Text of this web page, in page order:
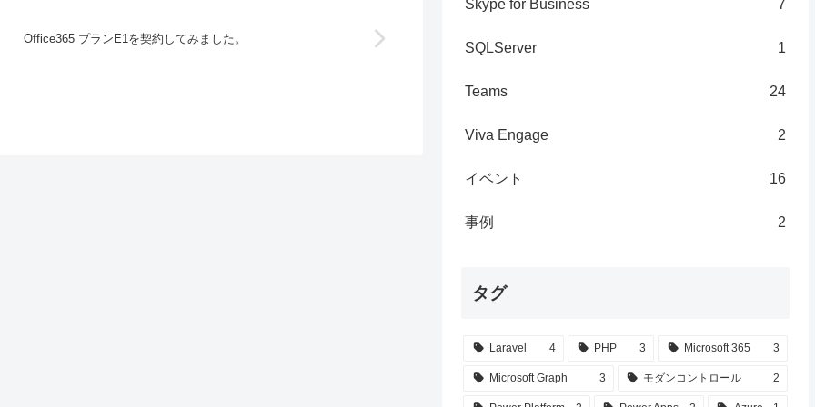
Office365 プランE1を契約してみました。
Skype for Business 7
SQLServer 1
Teams 24
Viva Engage 2
イベント 16
事例 2
タグ
Laravel 4 PHP 3 Microsoft 365 3
Microsoft Graph 3 モダンコントロール 2